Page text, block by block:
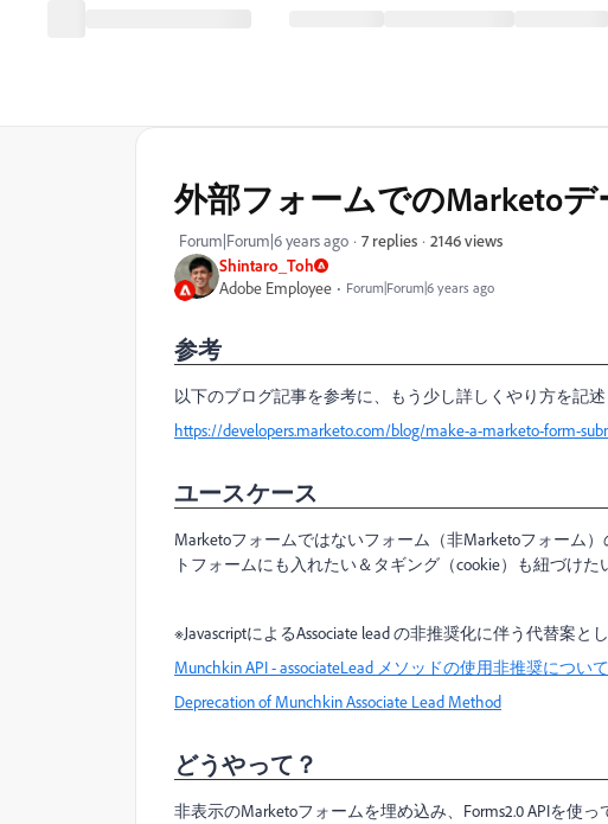
Shintaro_Toh
Adobe Employee
Forum|Forum|6 years ago
外部フォームでのMarketoデ
Forum|Forum|6 years ago 7 replies 2146 views
参考
以下のブログ記事を参考に、もう少し詳しくやり方を記述
https://developers.marketo.com/blog/make-a-marketo-form-
ユースケース
Marketoフォームではないフォーム（非Marketoフォーム
トフォームにも入れたい＆タギング（cookie）も紐づけた
※JavascriptによるAssociate lead の非推奨化に伴う代替案と
Munchkin API - associateLead メソッドの使用非推奨について
Deprecation of Munchkin Associate Lead Method
どうやって？
非表示のMarketoフォームを埋め込み、Forms2.0 APIを使っ